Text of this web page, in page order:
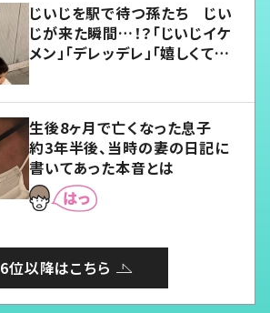
じいじを駅で待つ孫たち じい
じが来た瞬間…！？「じいじイケ
メン」「デレッデレ」「嬉しくて可
生後8ヶ月で亡くなった息子
約3年半後、当時の妻の日記に
書いてあった本音とは
6位以降はこちら